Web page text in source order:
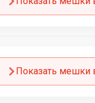
Показать мешки